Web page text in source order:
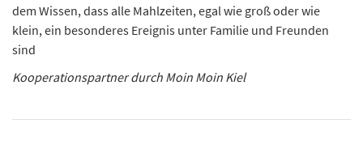
dem Wissen, dass alle Mahlzeiten, egal wie groß oder wie
klein, ein besonderes Ereignis unter Familie und Freunden
sind
Kooperationspartner durch Moin Moin Kiel